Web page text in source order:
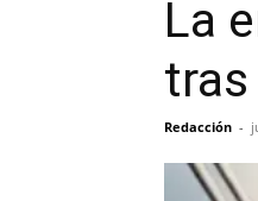
La
Redacción -